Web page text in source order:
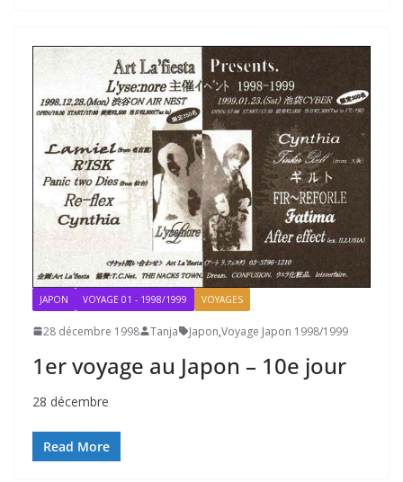
JAPON VOYAGE 01 - 1998/1999 VOYAGES
28 décembre 1998 Tanja Japon,Voyage Japon 1998/1999
1er voyage au Japon – 10e jour
28 décembre
Read More